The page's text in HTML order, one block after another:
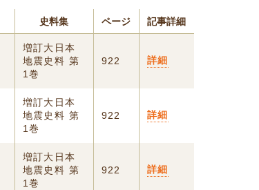
史料集 ページ 記事詳細
増訂大日本
地震史料 第
1巻
922 詳細
増訂大日本
地震史料 第
1巻
922 詳細
増訂大日本
地震史料 第
1巻
922 詳細